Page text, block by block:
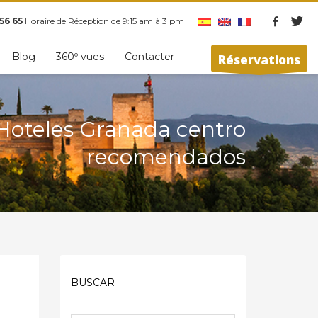
65 Horaire de Réception de 9:15 am à 3 pm
Blog 360º vues Contacter Réservations
Granada centro
recomendados
BUSCAR